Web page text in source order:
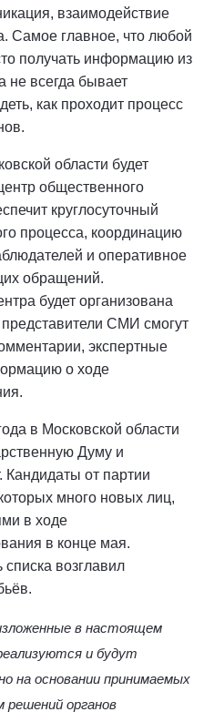
взаимодействие
Самое главное, что любой
получать информацию из
не всегда бывает
как проходит процесс
области будет
общественного
круглосуточный
процесса, координацию
и оперативное
обращений.
будет организована
СМИ смогут
экспертные
о ходе
в Московской области
Думу и
Кандидаты от партии
много новых лиц,
в ходе
в конце мая.
возглавил
в настоящем
и будут
на основании принимаемых
органов